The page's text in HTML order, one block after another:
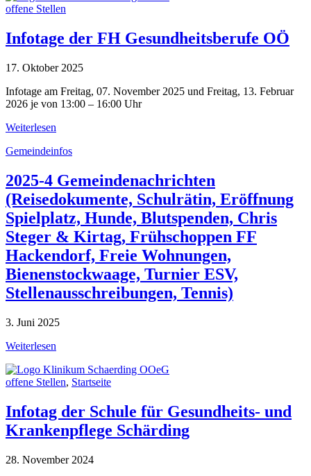
offene Stellen
Infotage der FH Gesundheitsberufe OÖ
17. Oktober 2025
Infotage am Freitag, 07. November 2025 und Freitag, 13. Februar
2026 je von 13:00 – 16:00 Uhr
Weiterlesen
Gemeindeinfos
2025-4 Gemeindenachrichten
(Reisedokumente, Schulrätin, Eröffnung
Spielplatz, Hunde, Blutspenden, Chris
Steger & Kirtag, Frühschoppen FF
Hackendorf, Freie Wohnungen,
Bienenstockwaage, Turnier ESV,
Stellenausschreibungen, Tennis)
3. Juni 2025
Weiterlesen
offene Stellen, Startseite
Infotag der Schule für Gesundheits- und
Krankenpflege Schärding
28. November 2024